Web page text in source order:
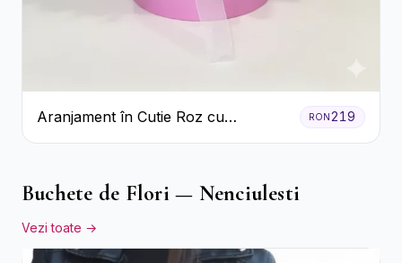
Aranjament în Cutie Roz cu
Crizanteme Albe și Lila
RON219
Buchete de Flori — Nenciulesti
Vezi toate →